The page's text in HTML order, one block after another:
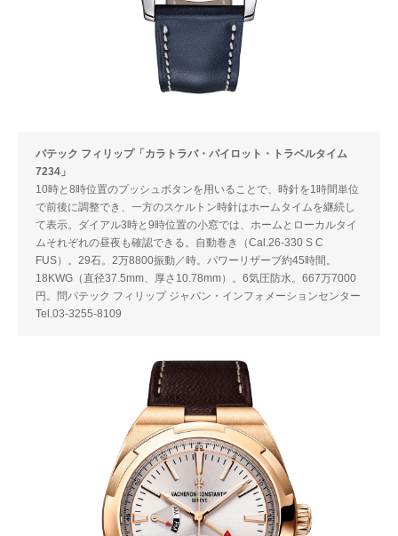
パテック フィリップ「カラトラバ・パイロット・トラベルタイム
7234」
10時と8時位置のプッシュボタンを用いることで、時針を1時間単位
で前後に調整でき、一方のスケルトン時針はホームタイムを継続し
て表示。ダイアル3時と9時位置の小窓では、ホームとローカルタイ
ムそれぞれの昼夜も確認できる。自動巻き（Cal.26-330 S C
FUS）。29石。2万8800振動／時。パワーリザーブ約45時間。
18KWG（直径37.5mm、厚さ10.78mm）。6気圧防水。667万7000
円。問パテック フィリップ ジャパン・インフォメーションセンター
Tel.03-3255-8109